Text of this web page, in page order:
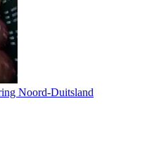
Noord-Duitsland